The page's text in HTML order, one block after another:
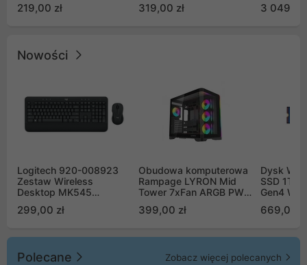
219,00 zł
Push Pull (2szt)
319,00 zł
GB2050S)
3 049,00
Nowości
Logitech 920-008923
Zestaw Wireless
Desktop MK545
299,00 zł
Obudowa komputerowa
Rampage LYRON Mid
Tower 7xFan ARGB PWM
399,00 zł
Dysk WD
SSD 1TB
Gen4
669,00
Polecane Zobacz więcej polecanych